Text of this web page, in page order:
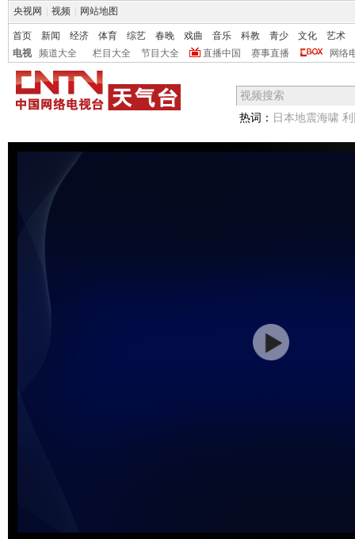
央视网 视频 网站地图
首页 新闻 经济 体育 综艺 春晚 戏曲 音乐 科教 青少 文化
艺术
电视
频道大全 栏目大全 节目大全 直播中国 赛事直播 网络
热词： 日本地震海啸